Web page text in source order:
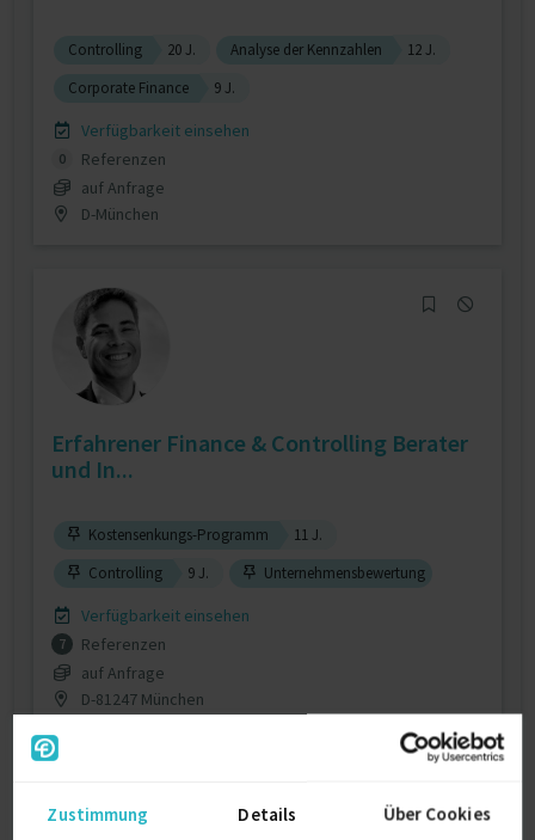
Zustimmung Details Über Cookies
Controlling 20 J. Analyse der Kennzahlen
12 J.
Corporate Finance
9 J.
Verfügbarkeit einsehen
0
Referenzen
auf Anfrage
D-München
Erfahrener Finance & Controlling Berater
und In...
Kostensenkungs-Programm
11 J.
Controlling
9 J. Unternehmensbewertung
Verfügbarkeit einsehen
7
Referenzen
auf Anfrage
D-81247 München